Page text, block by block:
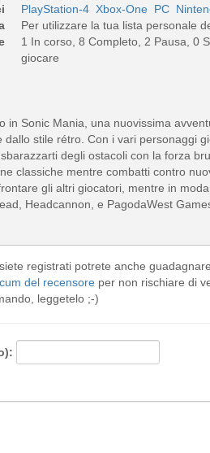
PlayStation-4 Xbox-One PC
Per utilizzare la tua lista personale
1 In corso, 8 Completo, 2 Pausa, 0
giocare
in Sonic Mania, una nuovissima
stile rétro. Con i vari personaggi
degli ostacoli con la forza
classiche mentre combatti contro
gli altri giocatori, mentre in
Headcannon, e PagodaWest
registrati potrete anche
del recensore per non rischiare di
leggetelo ;-)